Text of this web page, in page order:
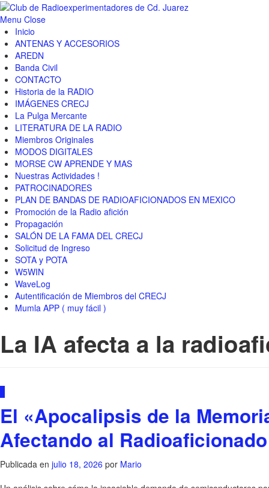
Menu Close
Inicio
ANTENAS Y ACCESORIOS
AREDN
Banda Civil
CONTACTO
Historia de la RADIO
IMÁGENES CRECJ
La Pulga Mercante
LITERATURA DE LA RADIO
Miembros Originales
MODOS DIGITALES
MORSE CW APRENDE Y MAS
Nuestras Actividades !
PATROCINADORES
PLAN DE BANDAS DE RADIOAFICIONADOS EN MEXICO
Promoción de la Radio afición
Propagación
SALÓN DE LA FAMA DEL CRECJ
Solicitud de Ingreso
SOTA y POTA
W5WIN
WaveLog
Autentificación de Miembros del CRECJ
Mumla APP ( muy fácil )
La IA afecta a la
El «Apocalipsis de la
Afectando al Radioaficionado
Publicada en julio 18, 2026 por Mario